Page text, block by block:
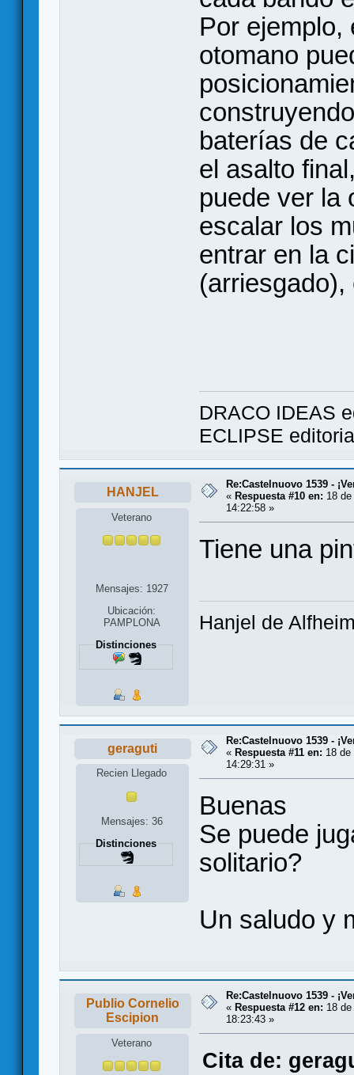
Por ejemplo,
otomano
baterías de
el asalto
puede ver la
escalar los
entrar en la
(arriesgado),
DRACO IDEAS
ECLIPSE
HANJEL
Veterano
Mensajes: 1927
Ubicación:
PAMPLONA
Distinciones
Re:Castelnuovo 1539 -
« Respuesta #10 en: 18
14:22:58 »
Tiene una
Hanjel de
geraguti
Recien Llegado
Mensajes: 36
Distinciones
Re:Castelnuovo 1539 -
« Respuesta #11 en: 18 de
14:29:31 »
Buenas
Se puede
solitario?
Un saludo y
Publio Cornelio
Escipion
Veterano
Re:Castelnuovo 1539 -
« Respuesta #12 en: 18
18:23:43 »
Cita de: